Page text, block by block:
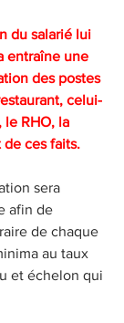
du salarié lui
entraîne une
des postes
celui-
le RHO, la
de ces faits.
sera
afin de
de chaque
au taux
et échelon qui